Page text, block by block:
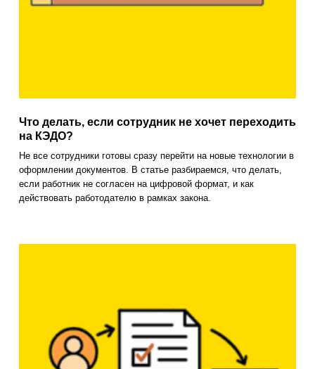
Что делать, если сотрудник не хочет переходить
на КЭДО?
Не все сотрудники готовы сразу перейти на новые технологии в
оформлении документов. В статье разбираемся, что делать,
если работник не согласен на цифровой формат, и как
действовать работодателю в рамках закона.